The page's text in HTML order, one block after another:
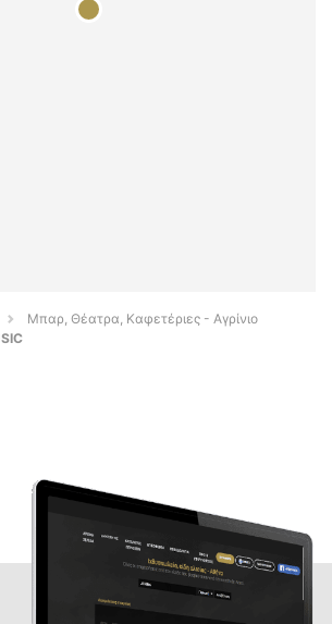
Μπαρ, Θέατρα, Καφετέριες - Αγρίνιο